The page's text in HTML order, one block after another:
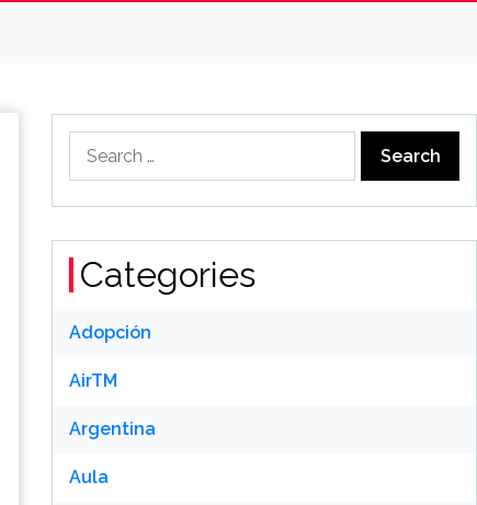
for:
Categories
Adopción
AirTM
Argentina
Aula